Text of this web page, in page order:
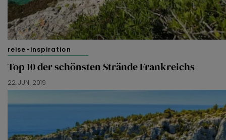
reise-inspiration
Top 10 der schönsten Strände Frankreichs
22. JUNI 2019